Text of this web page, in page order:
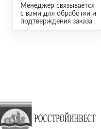
Менеджер связывается
с вами для обработки и
подтверждения заказа